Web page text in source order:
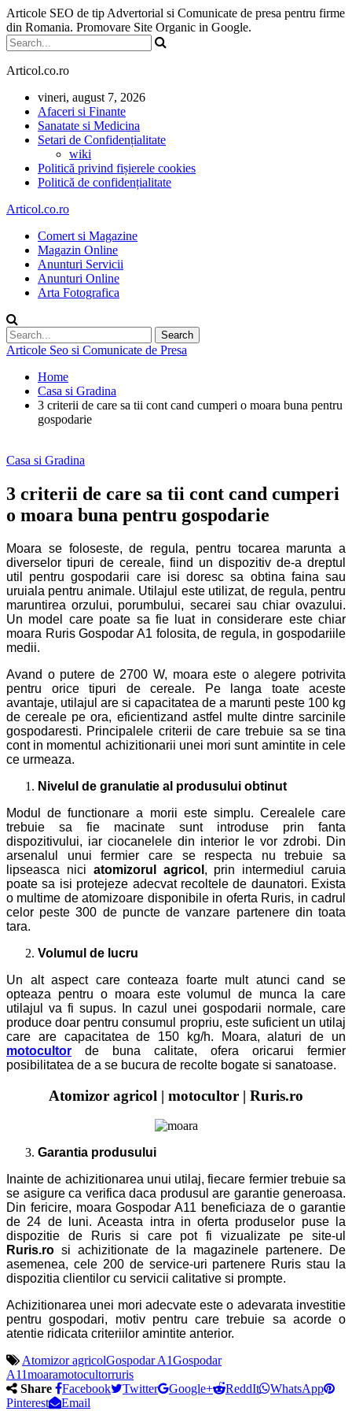
Articole SEO de tip Advertorial si Comunicate de presa pentru firme
din Romania. Promovare Site Organic in Google.
Articol.co.ro
vineri, august 7, 2026
Afaceri si Finante
Sanatate si Medicina
Setari de Confidențialitate
wiki
Politică privind fișierele cookies
Politică de confidențialitate
Articol.co.ro
Comert si Magazine
Magazin Online
Anunturi Servicii
Anunturi Online
Arta Fotografica
Articole Seo si Comunicate de Presa
Home
Casa si Gradina
3 criterii de care sa tii cont cand cumperi o moara buna pentru
gospodarie
Casa si Gradina
3 criterii de care sa tii cont cand cumperi
o moara buna pentru gospodarie
Moara se foloseste, de regula, pentru tocarea marunta a
diverselor tipuri de cereale, fiind un dispozitiv de-a dreptul
util pentru gospodarii care isi doresc sa obtina faina sau
uruiala pentru animale. Utilajul este utilizat, de regula, pentru
maruntirea orzului, porumbului, secarei sau chiar ovazului.
Un model care poate sa fie luat in considerare este chiar
moara Ruris Gospodar A1 folosita, de regula, in gospodariile
medii.
Avand o putere de 2700 W, moara este o alegere potrivita
pentru orice tipuri de cereale. Pe langa toate aceste
avantaje, utilajul are si capacitatea de a marunti peste 100 kg
de cereale pe ora, eficientizand astfel multe dintre sarcinile
gospodaresti. Principalele criterii de care trebuie sa se tina
cont in momentul achizitionarii unei mori sunt amintite in cele
ce urmeaza.
Nivelul de granulatie al produsului obtinut
Modul de functionare a morii este simplu. Cerealele care
trebuie sa fie macinate sunt introduse prin fanta
dispozitivului, iar ciocanelele din interior le vor zdrobi. Din
arsenalul unui fermier care se respecta nu trebuie sa
lipseasca nici atomizorul agricol , prin intermediul caruia
poate sa isi protejeze adecvat recoltele de daunatori. Exista
o multime de atomizoare disponibile in oferta Ruris, in cadrul
celor peste 300 de puncte de vanzare partenere din toata
tara.
Volumul de lucru
Un alt aspect care conteaza foarte mult atunci cand se
opteaza pentru o moara este volumul de munca la care
utilajul va fi supus. In cazul unei gospodarii normale, care
produce doar pentru consumul propriu, este suficient un utilaj
care are capacitatea de 150 kg/h. Moara, alaturi de un
motocultor de buna calitate, ofera oricarui fermier
posibilitatea de a se bucura de recolte bogate si sanatoase.
Atomizor agricol | motocultor | Ruris.ro
Garantia produsului
Inainte de achizitionarea unui utilaj, fiecare fermier trebuie sa
se asigure ca verifica daca produsul are garantie generoasa.
Din fericire, moara Gospodar A11 beneficiaza de o garantie
de 24 de luni. Aceasta intra in oferta produselor puse la
dispozitie de Ruris si care pot fi vizualizate pe site-ul
Ruris.ro si achizitionate de la magazinele partenere. De
asemenea, cele 200 de service-uri partenere Ruris stau la
dispozitia clientilor cu servicii calitative si prompte.
Achizitionarea unei mori adecvate este o adevarata investitie
pentru gospodari, motiv pentru care trebuie sa acorde o
atentie ridicata criteriilor amintite anterior.
Atomizor agricolGospodar A1Gospodar
A11moaramotocultorruris
Share
Facebook Twitter Google+ ReddIt
WhatsApp
Pinterest
Email